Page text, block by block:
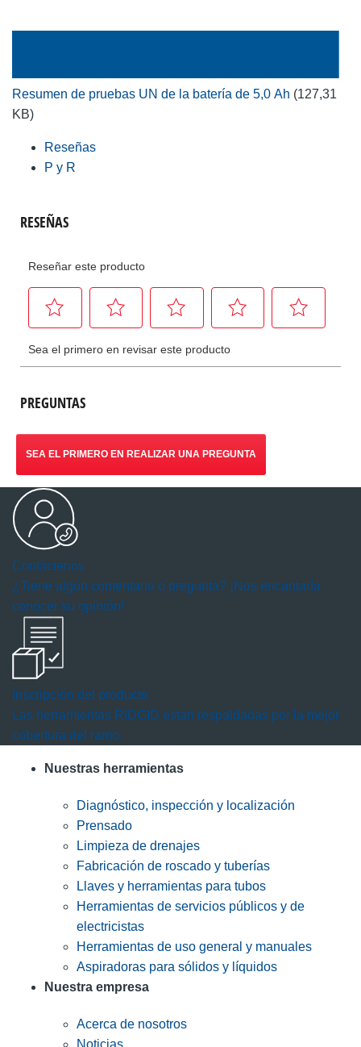
Resumen de pruebas UN de la batería de 5,0 Ah (127,31
KB)
Reseñas
P y R
PREGUNTAS
SEA EL PRIMERO EN REALIZAR UNA PREGUNTA
Contáctenos
¿Tiene algún comentario o pregunta? ¡Nos encantaría
conocer su opinión!
Inscripción del producto
Las herramientas RIDGID están respaldadas por la mejor
cobertura del ramo.
Nuestras herramientas
Diagnóstico, inspección y localización
Prensado
Limpieza de drenajes
Fabricación de roscado y tuberías
Llaves y herramientas para tubos
Herramientas de servicios públicos y de
electricistas
Herramientas de uso general y manuales
Aspiradoras para sólidos y líquidos
Nuestra empresa
Acerca de nosotros
Noticias